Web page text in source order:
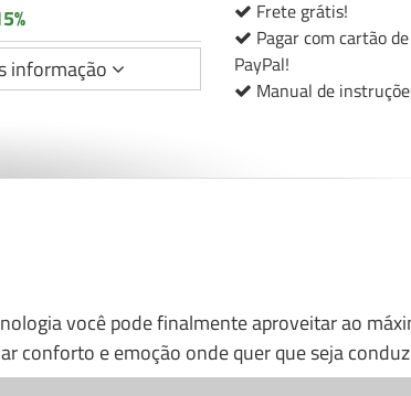
informação
Frete grátis!
Pagar com cartão
PayPal!
Manual de
você pode finalmente aproveitar ao
conforto e emoção onde quer que seja